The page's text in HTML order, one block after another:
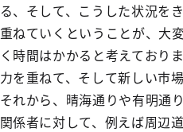
る、そして、こうした状況を
重ねていくということが、大
く時間はかかると考えており
力を重ねて、そして新しい市
それから、晴海通りや有明通
関係者に対して、例えば周辺